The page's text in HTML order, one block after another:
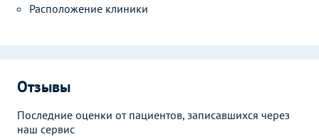
Расположение клиники
Отзывы
Последние оценки от пациентов, записавшихся через
наш сервис